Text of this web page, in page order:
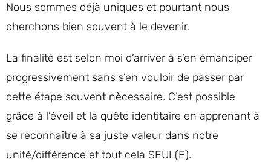
Nous sommes déjà uniques et pourtant nous
cherchons bien souvent à le devenir.
La finalité est selon moi d’arriver à s’en émanciper
progressivement sans s’en vouloir de passer par
cette étape souvent nècessaire. C’est possible
grâce à l’éveil et la quête identitaire en apprenant à
se reconnaître à sa juste valeur dans notre
unité/différence et tout cela SEUL(E).